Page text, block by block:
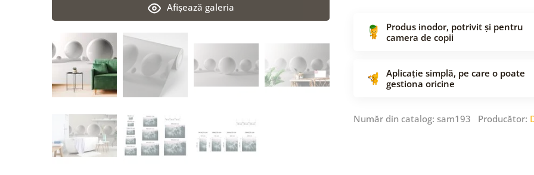
Afişează galeria
Produs inodor, potrivit și pentru
camera de copii
Aplicație simplă, pe care o poate
gestiona oricine
Număr din catalog: sam193 Producător: